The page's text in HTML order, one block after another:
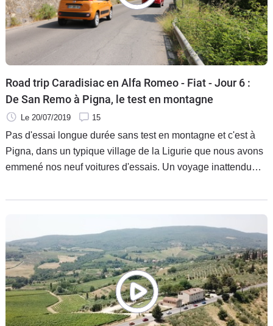
Road trip Caradisiac en Alfa Romeo - Fiat - Jour 6 :
De San Remo à Pigna, le test en montagne
Le 20/07/2019 15
Pas d'essai longue durée sans test en montagne et c'est à
Pigna, dans un typique village de la Ligurie que nous avons
emmené nos neuf voitures d'essais. Un voyage inattendu